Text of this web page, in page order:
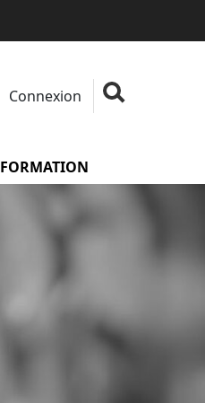
Connexion Rechercher
Fermer la
FORMATION